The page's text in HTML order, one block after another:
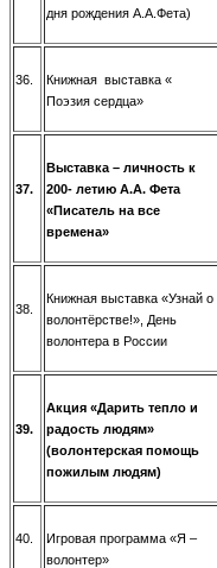
дня рождения А.А.Фета)
36.
Книжная выставка «
Поэзия сердца»
37.
Выставка – личность к
200- летию А.А. Фета
«Писатель на все
времена»
38.
Книжная выставка «Узнай о
волонтёрстве!», День
волонтера в России
39.
Акция «Дарить тепло и
радость людям»
(волонтерская помощь
пожилым людям)
40.
Игровая программа «Я –
волонтер»